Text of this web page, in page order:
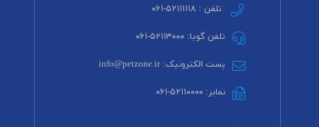
تلفن : ۵۲۱۱۱۱۱۸-۰۶۱
تلفن گویا: ۵۲۱۱۳۰۰۰-۰۶۱
پست الکترونیک: info@petzone.ir
نمابر: ۵۲۱۱۰۰۰۰-۰۶۱